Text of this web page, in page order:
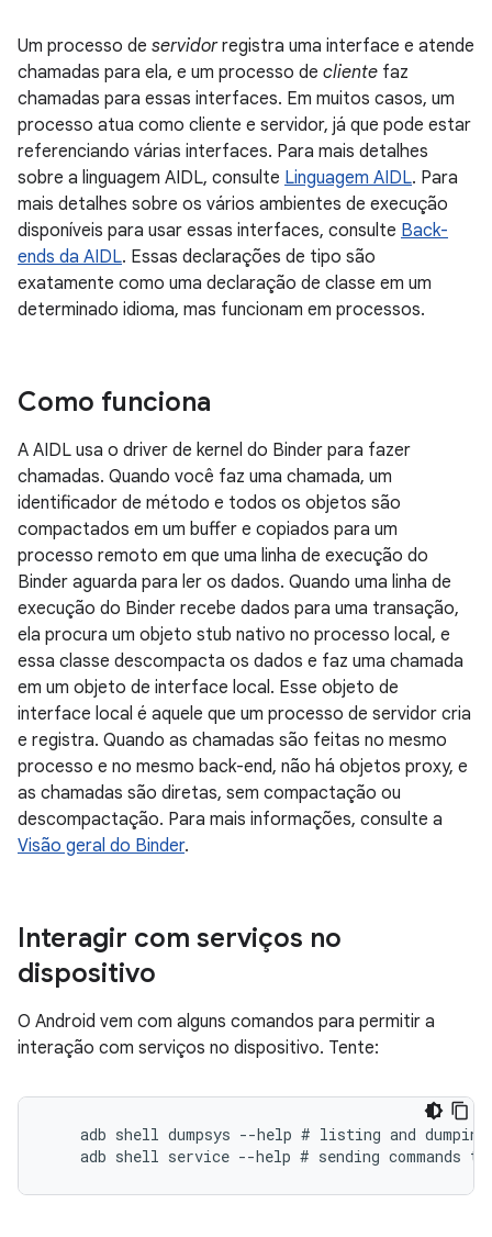
Um processo de servidorregistra uma interface e atende
chamadas para ela, e um processo de cliente faz
chamadas para essas interfaces. Em muitos casos, um
processo atua como cliente e servidor, já que pode estar
referenciando várias interfaces. Para mais detalhes
sobre a linguagem AIDL, consulte Linguagem AIDL. Para
mais detalhes sobre os vários ambientes de execução
disponíveis para usar essas interfaces, consulte Back-
ends da AIDL. Essas declarações de tipo são
exatamente como uma declaração de classe em um
determinado idioma, mas funcionam em processos.
Como funciona
A AIDL usa o driver de kernel do Binder para fazer
chamadas. Quando você faz uma chamada, um
identificador de método e todos os objetos são
compactados em um buffer e copiados para um
processo remoto em que uma linha de execução do
Binder aguarda para ler os dados. Quando uma linha de
execução do Binder recebe dados para uma transação,
ela procura um objeto stub nativo no processo local, e
essa classe descompacta os dados e faz uma chamada
em um objeto de interface local. Esse objeto de
interface local é aquele que um processo de servidor cria
e registra. Quando as chamadas são feitas no mesmo
processo e no mesmo back-end, não há objetos proxy, e
as chamadas são diretas, sem compactação ou
descompactação. Para mais informações, consulte a
Visão geral do Binder.
Interagir com serviços no
dispositivo
O Android vem com alguns comandos para permitir a
interação com serviços no dispositivo. Tente:
adb shell dumpsys --help # listing and